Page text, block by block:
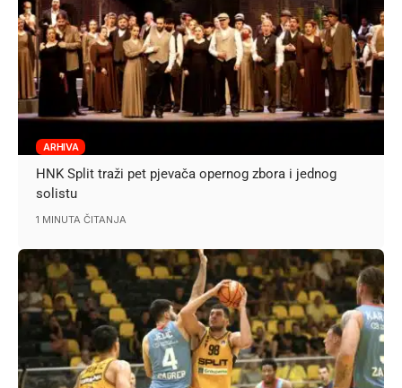
ARHIVA
HNK Split traži pet pjevača opernog zbora i jednog
solistu
1 MINUTA ČITANJA